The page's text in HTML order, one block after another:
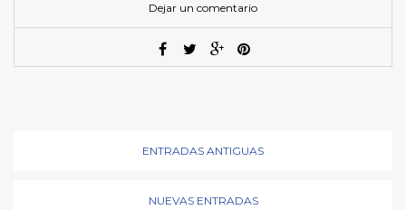
Dejar un comentario
ENTRADAS ANTIGUAS
NUEVAS ENTRADAS